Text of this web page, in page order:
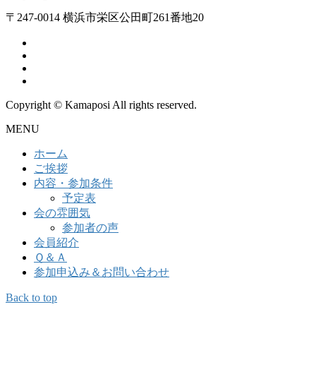
〒247-0014 横浜市栄区公田町261番地20
Copyright © Kamaposi All rights reserved.
MENU
ホーム
ご挨拶
内容・参加条件
予定表
会の雰囲気
参加者の声
会員紹介
Ｑ＆Ａ
参加申込み＆お問い合わせ
Back to top